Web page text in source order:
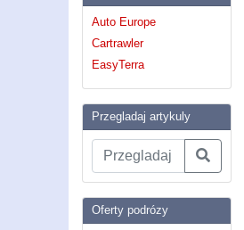
Auto Europe
Cartrawler
EasyTerra
Przegladaj artykuly
Oferty podrózy